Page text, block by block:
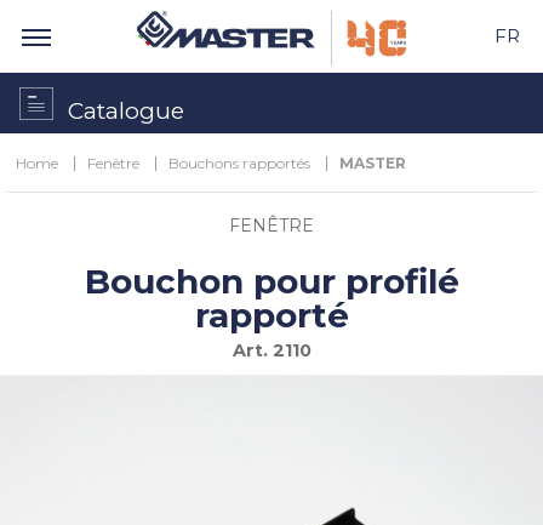
FR
Catalogue
Home Fenêtre Bouchons rapportés MASTER
FENÊTRE
Bouchon pour profilé
rapporté
Art.2110